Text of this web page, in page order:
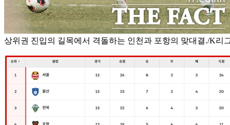
상위권 진입의 길목에서 격돌하는 인천과 포항의 맞대결./K리